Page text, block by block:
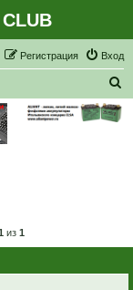
Вход
Регистрация
из 1